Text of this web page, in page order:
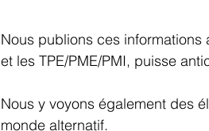
Nous publions ces
et les TPE/PME/PMI, puisse
Nous y voyons également des
monde alternatif.